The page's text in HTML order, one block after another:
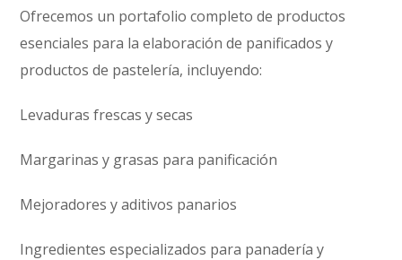
Ofrecemos un portafolio completo de productos
esenciales para la elaboración de panificados y
productos de pastelería, incluyendo:
Levaduras frescas y secas
Margarinas y grasas para panificación
Mejoradores y aditivos panarios
Ingredientes especializados para panadería y